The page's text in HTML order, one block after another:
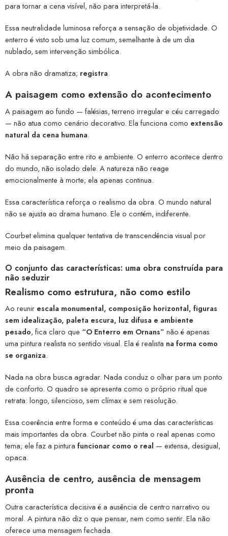
para tornar a cena visível, não para interpretá-la.
Essa neutralidade luminosa reforça a sensação de objetividade. O
enterro é visto sob uma luz comum, semelhante à de um dia
nublado, sem intervenção simbólica.
A obra não dramatiza; registra.
A paisagem como extensão do acontecimento
A paisagem ao fundo — falésias, terreno irregular e céu carregado
— não atua como cenário decorativo. Ela funciona como extensão
natural da cena humana.
Não há separação entre rito e ambiente. O enterro acontece dentro
do mundo, não isolado dele. A natureza não reage
emocionalmente à morte; ela apenas continua.
Essa característica reforça o realismo da obra. O mundo natural
não se ajusta ao drama humano. Ele o contém, indiferente.
Courbet elimina qualquer tentativa de transcendência visual por
meio da paisagem.
O conjunto das características: uma obra construída para
não seduzir
Realismo como estrutura, não como estilo
Ao reunir escala monumental, composição horizontal, figuras
sem idealização, paleta escura, luz difusa e ambiente
pesado, fica claro que “O Enterro em Ornans” não é apenas
uma pintura realista no sentido visual. Ela é realista na forma como
se organiza.
Nada na obra busca agradar. Nada conduz o olhar para um ponto
de conforto. O quadro se apresenta como o próprio ritual que
retrata: longo, silencioso, sem clímax e sem resolução.
Essa coerência entre forma e conteúdo é uma das características
mais importantes da obra. Courbet não pinta o real apenas como
tema; ele faz a pintura funcionar como o real — extensa, desigual,
opaca.
Ausência de centro, ausência de mensagem
pronta
Outra característica decisiva é a ausência de centro narrativo ou
moral. A pintura não diz o que pensar, nem como sentir. Ela não
oferece uma mensagem fechada.